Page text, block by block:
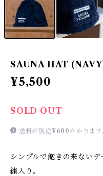
SAUNA HAT
¥5,500
SOLD OUT
送料が別途¥600 かかります
シンプルで飽きの来ない
繍入り。